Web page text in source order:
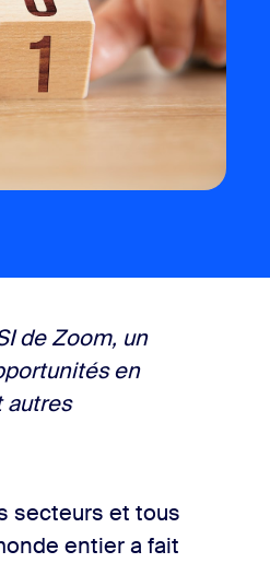
de Zoom, un
en
autres
secteurs et tous
entier a fait